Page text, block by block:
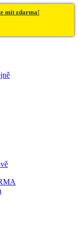
mít zdarma!